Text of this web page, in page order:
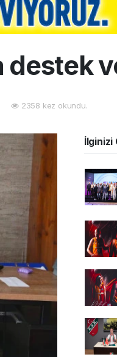
destek
2358 kez okundu.
İlginizi